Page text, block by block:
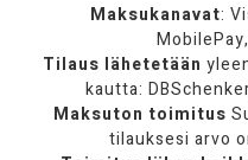
Maksukanavat:
Tilaus lähetetään
kautta:
Maksuton toimitus
tilauksesi arvo